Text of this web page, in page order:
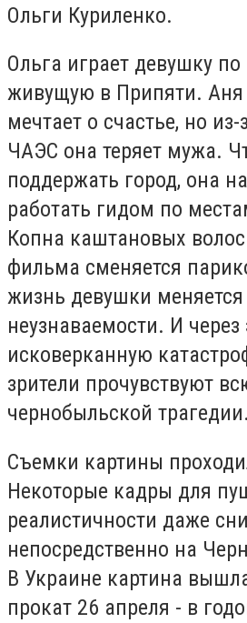
Ольги Куриленко.
Ольга играет девушку
живущую в Припяти. Аня
мечтает о счастье, но
ЧАЭС она теряет мужа.
поддержать город, она
работать гидом по
Копна каштановых
фильма сменяется
жизнь девушки
неузнаваемости. И через
исковерканную
зрители прочувствуют
чернобыльской трагедии.
Съемки картины
Некоторые кадры для
реалистичности даже
непосредственно на
В Украине картина
прокат 26 апреля - в